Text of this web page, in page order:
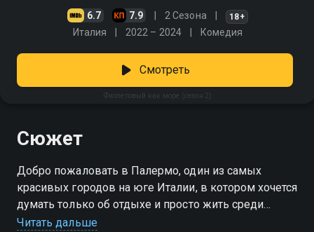
6.7 7.9 2 Сезона 18+
Италия 2022 – 2024 Комедия
Фиолетовый как море (сезон 2)
Смотреть
Сюжет
Добро пожаловать в Палермо, один из самых
красивых городов на юге Италии, в котором хочется
думать только об отдыхе и просто жить среди
красоты.
Читать дальше